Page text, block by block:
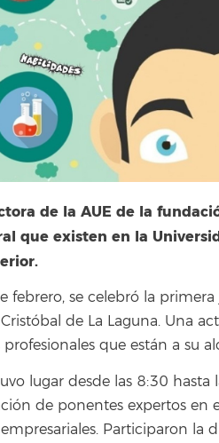
de la AUE de la
que existen en la
febrero, se celebró la
de La Laguna. Una
que están a su
lugar desde las 8:30
de ponentes expertos en
Participaron la